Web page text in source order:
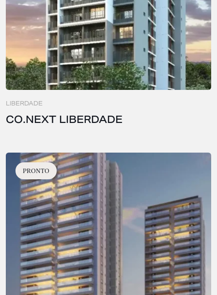
LIBERDADE
CO.NEXT LIBERDADE
PRONTO